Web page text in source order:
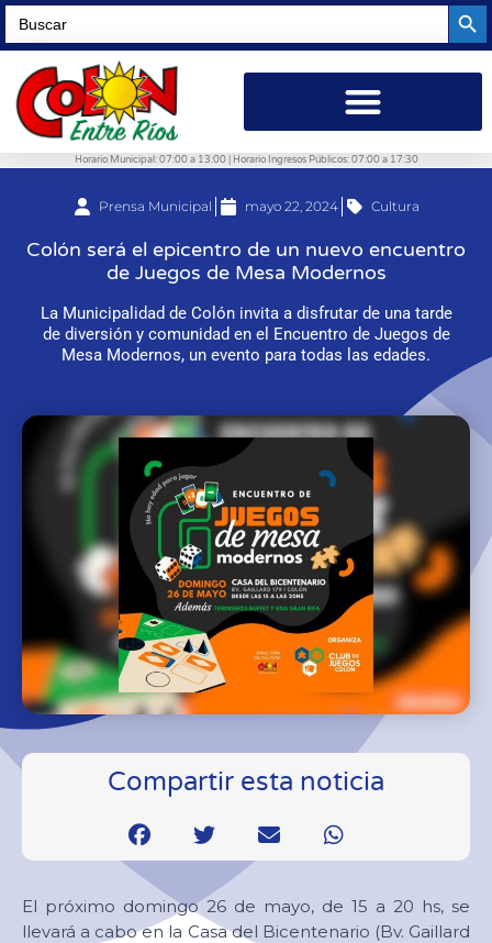
Search
for:
Horario Municipal: 07:00 a 13:00 | Horario Ingresos Públicos: 07:00 a 17:30
Prensa Municipal mayo 22, 2024 Cultura
Colón será el epicentro de un nuevo encuentro
de Juegos de Mesa Modernos
La Municipalidad de Colón invita a disfrutar de una tarde
de diversión y comunidad en el Encuentro de Juegos de
Mesa Modernos, un evento para todas las edades.
Compartir esta noticia
El próximo domingo 26 de mayo, de 15 a 20 hs, se
llevará a cabo en la Casa del Bicentenario (Bv. Gaillard